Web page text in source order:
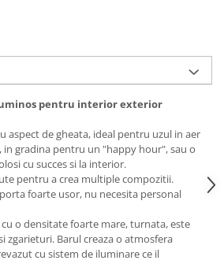
pentru interior exterior
aspect de gheata, ideal pentru uzul in aer
in gradina pentru un "happy hour", sau o
cu succes si la interior.
pentru a crea multiple compozitii.
foarte usor, nu necesita personal
o densitate foarte mare, turnata, este
zgarieturi. Barul creaza o atmosfera
cu sistem de iluminare ce il